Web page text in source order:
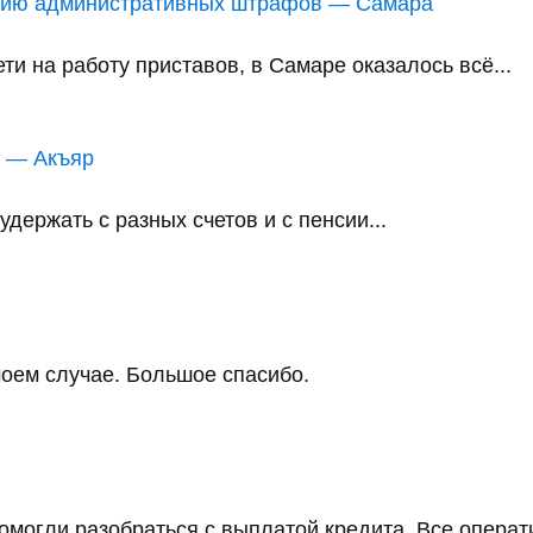
на работу приставов, в Самаре оказалось всё...
— Акъяр
с разных счетов и с пенсии...
случае. Большое спасибо.